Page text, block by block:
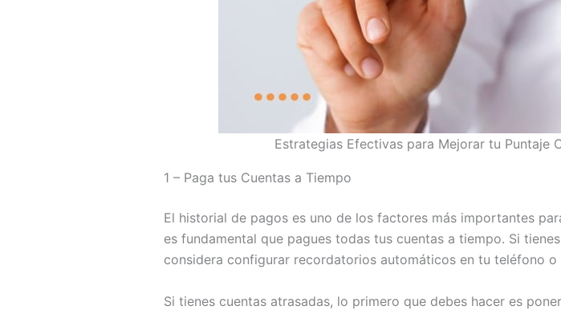
Estrategias Efectivas para Mejorar tu Puntaje
1 – Paga tus Cuentas a Tiempo
El historial de pagos es uno de los factores más importantes
es fundamental que pagues todas tus cuentas a tiempo. Si
considera configurar recordatorios automáticos en tu teléfono
Si tienes cuentas atrasadas, lo primero que debes hacer es